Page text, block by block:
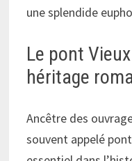
une splendide
Le pont
héritage
Ancêtre des
souvent appelé